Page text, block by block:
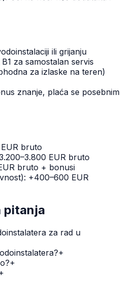
ili grijanju
za samostalan servis
za izlaske na teren)
znanje, plaća se posebnim
bruto
EUR bruto
bruto + bonusi
+400–600 EUR
pitanja
za rad u
+
+